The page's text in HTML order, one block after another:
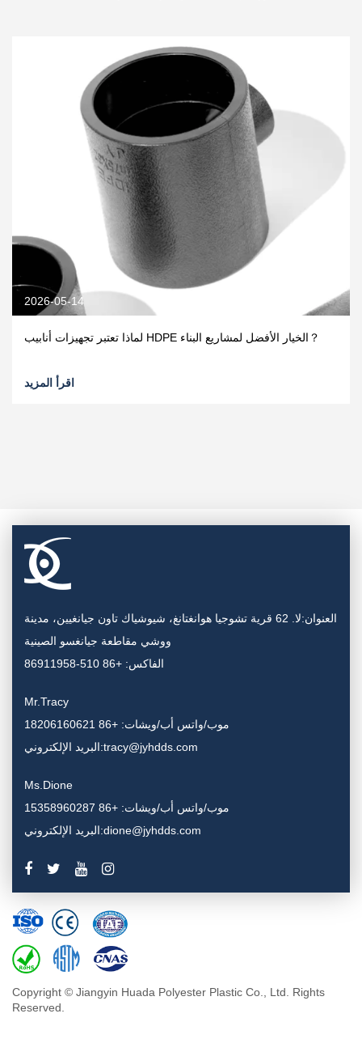
2026-05-14
لماذا تعتبر تجهيزات أنابيب HDPE الخيار الأفضل لمشاريع البناء？
اقرأ المزيد
العنوان:لا. 62 قرية تشوجيا هوانغتانغ، شيوشياك تاون جيانغيين، مدينة
ووشي مقاطعة جيانغسو الصينية
الفاكس: +86 510-86911958
Mr.Tracy
موب/واتس أب/ويشات: +86 18206160621
البريد الإلكتروني:tracy@jyhdds.com
Ms.Dione
موب/واتس أب/ويشات: +86 15358960287
البريد الإلكتروني:dione@jyhdds.com
Copyright © Jiangyin Huada Polyester Plastic Co., Ltd. Rights
Reserved.